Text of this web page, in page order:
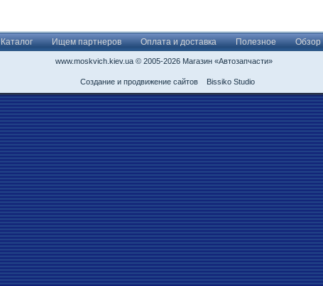
Каталог Ищем партнеров Оплата и доставка Полезное Обзор
www.moskvich.kiev.ua © 2005-2026 Магазин «Автозапчасти»
Создание и продвижение сайтов Bissiko Studio